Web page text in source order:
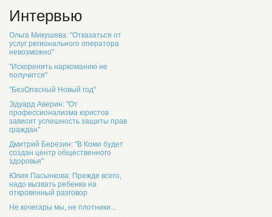
Интервью
Ольга Микушева: "Отказаться от
услуг регионального оператора
невозможно"
"Искоренить наркоманию не
получится"
"БезОпасный Новый год"
Эдуард Аверин: "От
профессионализма юристов
зависит успешность защиты прав
граждан"
Дмитрий Березин: "В Коми будет
создан центр общественного
здоровья"
Юлия Пасынкова: Прежде всего,
надо вызвать ребенка на
откровенный разговор
Не кочегары мы, не плотники...